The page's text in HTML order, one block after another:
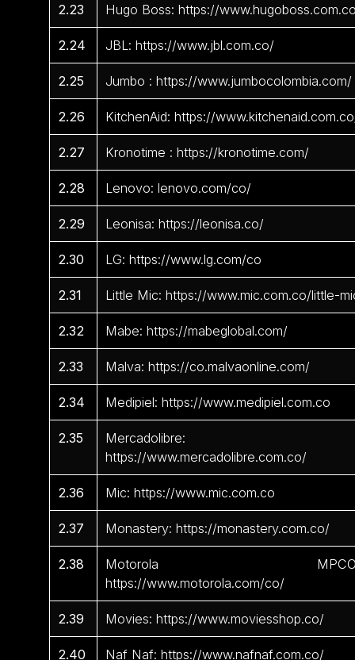
2.23 Hugo Boss: https://
2.24 JBL: https://www.jbl.com.co/
2.25 Jumbo : https://www.jumbocolombia.com/
2.26 KitchenAid: https://
2.27 Kronotime : https://kronotime.com/
2.28 Lenovo: lenovo.com/co/
2.29 Leonisa: https://leonisa.co/
2.30 LG: https://www.lg.com/co
2.31 Little Mic: https://www.mic.com.co/little-
2.32 Mabe: https://mabeglobal.com/
2.33 Malva: https://co.malvaonline.com/
2.34 Medipiel: https://www.medipiel.com.co
2.35
Mercadolibre:
https://www.mercadolibre.com.co/
2.36 Mic: https://www.mic.com.co
2.37 Monastery: https://monastery.com.co/
2.38
Motorola
https://www.motorola.com/co/
2.39 Movies: https://www.moviesshop.co/
2.40 Naf Naf: https://www.nafnaf.com.co/